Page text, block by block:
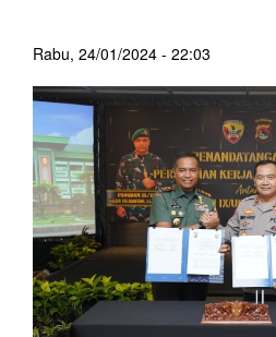
Rabu, 24/01/2024 - 22:03